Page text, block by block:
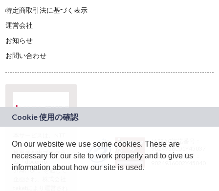
特定商取引法に基づく表示
運営会社
お知らせ
お問い合わせ
ドコモグループの新
規事業創出プログラ
ム「docomo
STARTUP」を通じて
JASRAC許諾番号：
9024936001Y45037
JASRAC許諾番号：
On our website we use some cookies. These are
necessary for our site to work properly and to give us
information about how our site is used.